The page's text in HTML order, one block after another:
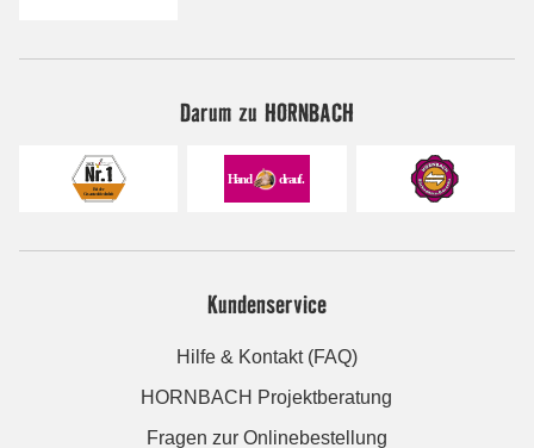
Darum zu HORNBACH
Kundenservice
Hilfe & Kontakt (FAQ)
HORNBACH Projektberatung
Fragen zur Onlinebestellung